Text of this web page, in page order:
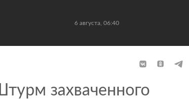
6 августа, 06:40
захваченного